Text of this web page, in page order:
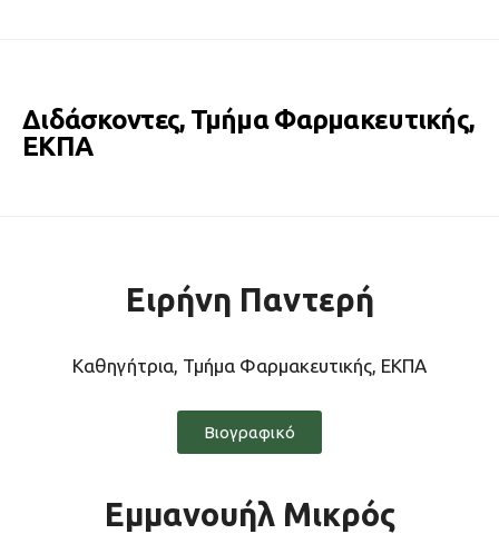
Διδάσκοντες, Τμήμα Φαρμακευτικής,
ΕΚΠΑ
Ειρήνη Παντερή
Καθηγήτρια, Τμήμα Φαρμακευτικής, ΕΚΠΑ
Βιογραφικό
Εμμανουήλ Μικρός